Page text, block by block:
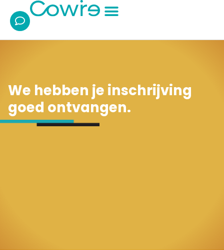
We hebben je inschrijving
goed ontvangen.